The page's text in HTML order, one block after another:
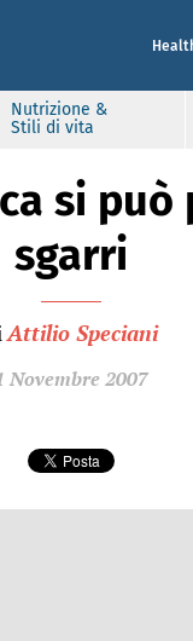
Nutrizione &
Stili di vita
si può
sgarri
Attilio Speciani
Novembre 2007